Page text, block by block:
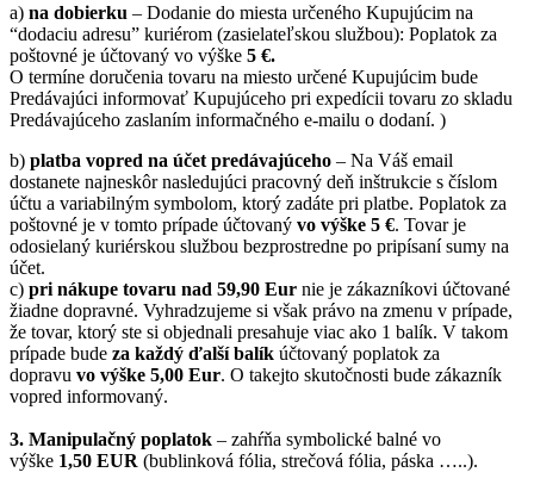
a) na dobierku – Dodanie do miesta určeného Kupujúcim na
“dodaciu adresu” kuriérom (zasielateľskou službou): Poplatok za
poštovné je účtovaný vo výške 5 €.
O termíne doručenia tovaru na miesto určené Kupujúcim bude
Predávajúci informovať Kupujúceho pri expedícii tovaru zo skladu
Predávajúceho zaslaním informačného e-mailu o dodaní. )
b) platba vopred na účet predávajúceho – Na Váš email
dostanete najneskôr nasledujúci pracovný deň inštrukcie s číslom
účtu a variabilným symbolom, ktorý zadáte pri platbe. Poplatok za
poštovné je v tomto prípade účtovaný vo výške 5 €. Tovar je
odosielaný kuriérskou službou bezprostredne po pripísaní sumy na
účet.
c) pri nákupe tovaru nad 59,90 Eur nie je zákazníkovi účtované
žiadne dopravné. Vyhradzujeme si však právo na zmenu v prípade,
že tovar, ktorý ste si objednali presahuje viac ako 1 balík. V takom
prípade bude za každý ďalší balík účtovaný poplatok za
dopravu vo výške 5,00 Eur. O takejto skutočnosti bude zákazník
vopred informovaný.
3. Manipulačný poplatok – zahŕňa symbolické balné vo
výške 1,50 EUR (bublinková fólia, strečová fólia, páska …..).